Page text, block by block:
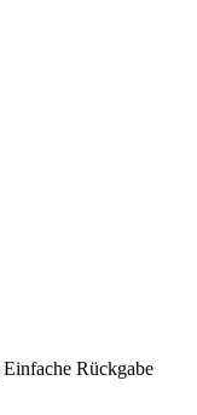
Einfache Rückgabe